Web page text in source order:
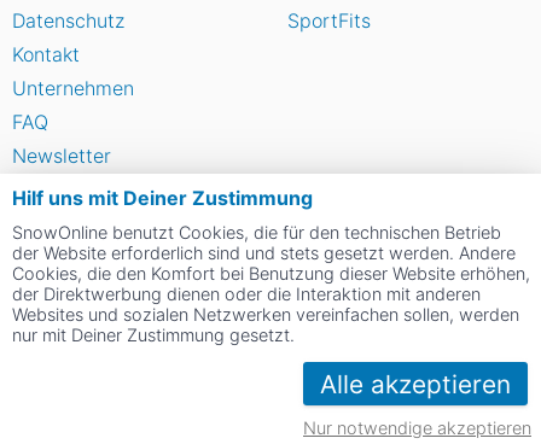
Hilf uns mit Deiner Zustimmung
SnowOnline benutzt Cookies, die für den technischen Betrieb
der Website erforderlich sind und stets gesetzt werden. Andere
Cookies, die den Komfort bei Benutzung dieser Website erhöhen,
der Direktwerbung dienen oder die Interaktion mit anderen
Websites und sozialen Netzwerken vereinfachen sollen, werden
nur mit Deiner Zustimmung gesetzt.
Alle akzeptieren
Nur notwendige akzeptieren
Datenschutz
Kontakt
Unternehmen
FAQ
Newsletter
Widget
Umfragen
Skigebiet bewerten
SportFits
Social Web